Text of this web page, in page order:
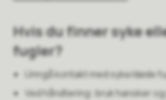
Hvis du finner syke
fugler?
Unngå kontakt med syke/døde
Ved håndtering: bruk hansker